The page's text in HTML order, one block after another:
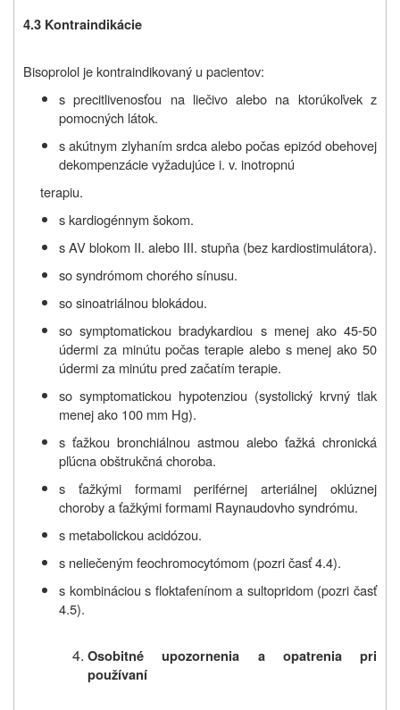
4.3 Kontraindikácie
Bisoprolol je kontraindikovaný u pacientov:
s precitlivenosťou na liečivo alebo na ktorúkoľvek z
pomocných látok.
s akútnym zlyhaním srdca alebo počas epizód obehovej
dekompenzácie vyžadujúce i. v. inotropnú
terapiu.
s kardiogénnym šokom.
s AV blokom II. alebo III. stupňa (bez kardiostimulátora).
so syndrómom chorého sínusu.
so sinoatriálnou blokádou.
so symptomatickou bradykardiou s menej ako 45-50
údermi za minútu počas terapie alebo s menej ako 50
údermi za minútu pred začatím terapie.
so symptomatickou hypotenziou (systolický krvný tlak
menej ako 100 mm Hg).
s ťažkou bronchiálnou astmou alebo ťažká chronická
pľúcna obštrukčná choroba.
s ťažkými formami periférnej arteriálnej oklúznej
choroby a ťažkými formami Raynaudovho syndrómu.
s metabolickou acidózou.
s neliečeným feochromocytómom (pozri časť 4.4).
s kombináciou s floktafenínom a sultopridom (pozri časť
4.5).
Osobitné upozornenia a opatrenia pri
používaní